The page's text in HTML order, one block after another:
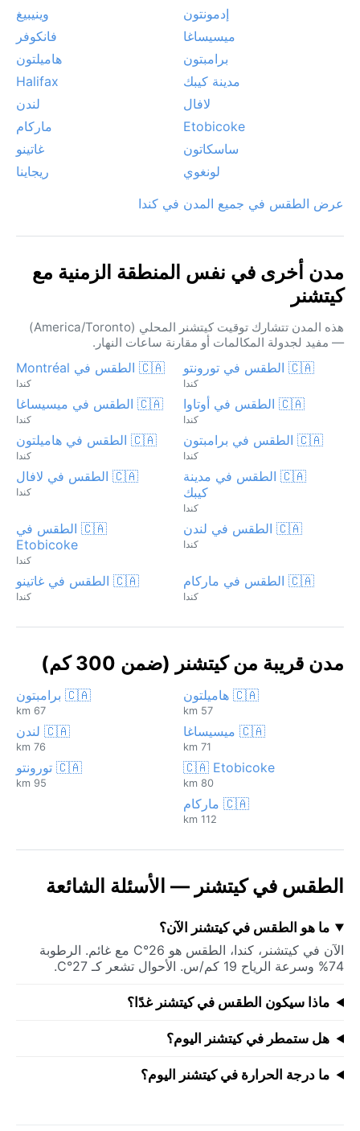
إدمونتون
وينيبيغ
ميسيساغا
فانكوفر
برامبتون
هاميلتون
مدينة كيبك
Halifax
لافال
لندن
Etobicoke
ماركام
ساسكاتون
غاتينو
لونغوي
ريجاينا
عرض الطقس في جميع المدن في كندا
مدن أخرى في نفس المنطقة الزمنية مع
كيتشنر
هذه المدن تتشارك توقيت كيتشنر المحلي (America/Toronto)
— مفيد لجدولة المكالمات أو مقارنة ساعات النهار.
🇨🇦 الطقس في تورونتو
كندا
🇨🇦 الطقس في Montréal
كندا
🇨🇦 الطقس في أوتاوا
كندا
🇨🇦 الطقس في ميسيساغا
كندا
🇨🇦 الطقس في برامبتون
كندا
🇨🇦 الطقس في هاميلتون
كندا
🇨🇦 الطقس في مدينة
كيبك
كندا
🇨🇦 الطقس في لافال
كندا
🇨🇦 الطقس في لندن
كندا
🇨🇦 الطقس في
Etobicoke
كندا
🇨🇦 الطقس في ماركام
كندا
🇨🇦 الطقس في غاتينو
كندا
مدن قريبة من كيتشنر (ضمن 300 كم)
🇨🇦 هاميلتون
57 km
🇨🇦 برامبتون
67 km
🇨🇦 ميسيساغا
71 km
🇨🇦 لندن
76 km
🇨🇦 Etobicoke
80 km
🇨🇦 تورونتو
95 km
🇨🇦 ماركام
112 km
الطقس في كيتشنر — الأسئلة الشائعة
ما هو الطقس في كيتشنر الآن؟
الآن في كيتشنر، كندا، الطقس هو 26°C مع غائم. الرطوبة
74% وسرعة الرياح 19 كم/س. الأحوال تشعر كـ 27°C.
ماذا سيكون الطقس في كيتشنر غدًا؟
هل ستمطر في كيتشنر اليوم؟
ما درجة الحرارة في كيتشنر اليوم؟